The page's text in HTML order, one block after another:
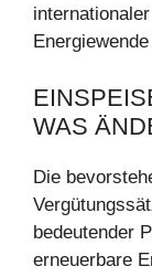
WAS
Die
bedeutender
erneuerbare